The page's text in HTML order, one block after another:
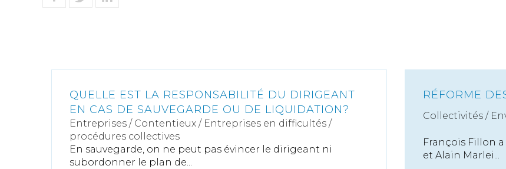
QUELLE EST LA RESPONSABILITÉ DU DIRIGEANT
EN CAS DE SAUVEGARDE OU DE LIQUIDATION?
Entreprises / Contentieux / Entreprises en difficultés /
procédures collectives
En sauvegarde, on ne peut pas évincer le dirigeant ni
subordonner le plan de...
RÉFORME
Collectivités /
François Fillon
et Alain Marlei...